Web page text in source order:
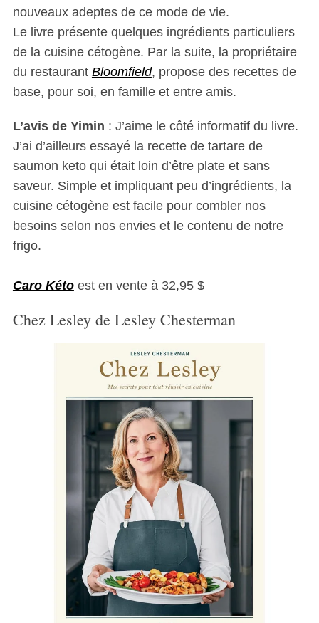
nouveaux adeptes de ce mode de vie.
Le livre présente quelques ingrédients particuliers
de la cuisine cétogène. Par la suite, la propriétaire
du restaurant Bloomfield, propose des recettes de
base, pour soi, en famille et entre amis.
L’avis de Yimin : J’aime le côté informatif du livre.
J’ai d’ailleurs essayé la recette de tartare de
saumon keto qui était loin d’être plate et sans
saveur. Simple et impliquant peu d’ingrédients, la
cuisine cétogène est facile pour combler nos
besoins selon nos envies et le contenu de notre
frigo.
Caro Kétoest en vente à 32,95 $
Chez Lesley de Lesley Chesterman